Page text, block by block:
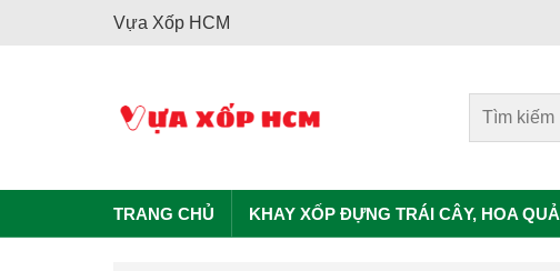
Vựa Xốp HCM
TRANG CHỦ KHAY XỐP ĐỰNG TRÁI CÂY, HOA QUẢ